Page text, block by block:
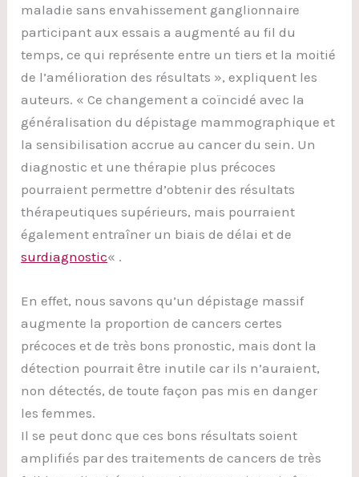
maladie sans envahissement ganglionnaire
participant aux essais a augmenté au fil du
temps, ce qui représente entre un tiers et la moitié
de l’amélioration des résultats », expliquent les
auteurs. « Ce changement a coïncidé avec la
généralisation du dépistage mammographique et
la sensibilisation accrue au cancer du sein. Un
diagnostic et une thérapie plus précoces
pourraient permettre d’obtenir des résultats
thérapeutiques supérieurs, mais pourraient
également entraîner un biais de délai et de
surdiagnostic« .
En effet, nous savons qu’un dépistage massif
augmente la proportion de cancers certes
précoces et de très bons pronostic, mais dont la
détection pourrait être inutile car ils n’auraient,
non détectés, de toute façon pas mis en danger
les femmes.
Il se peut donc que ces bons résultats soient
amplifiés par des traitements de cancers de très